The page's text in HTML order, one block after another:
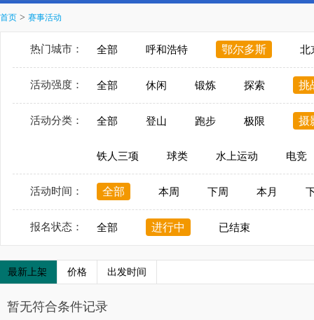
首页 > 赛事活动
热门城市： 全部 呼和浩特 鄂尔多斯 北
活动强度： 全部 休闲 锻炼 探索 挑
活动分类： 全部 登山 跑步 极限 摄
铁人三项 球类 水上运动 电竞
活动时间： 全部 本周 下周 本月
报名状态： 全部 进行中 已结束
最新上架 价格 出发时间
暂无符合条件记录